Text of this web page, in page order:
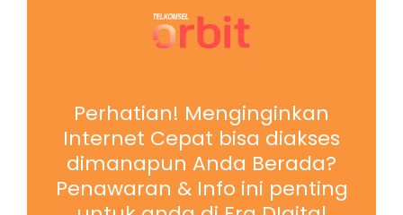
Perhatian! Menginginkan
Internet Cepat bisa diakses
dimanapun Anda Berada?
Penawaran & Info ini penting